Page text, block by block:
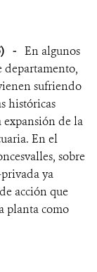
- En algunos
departamento,
sufriendo
históricas
expansión de la
En el
sobre
ya
acción que
planta como